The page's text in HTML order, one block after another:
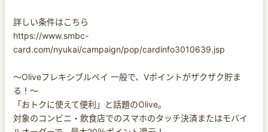
詳しい条件はこちら
https://www.smbc-
card.com/nyukai/campaign/pop/cardinfo3010639.jsp
～Oliveフレキシブルペイ 一般で、Vポイントがザクザク貯ま
る！～
「おトクに使えて便利」と話題のOlive。
対象のコンビニ・飲食店でのスマホのタッチ決済またはモバイ